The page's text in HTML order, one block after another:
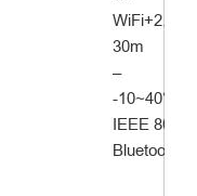
30m
–
-10~40°C
IEEE
Bluetooth